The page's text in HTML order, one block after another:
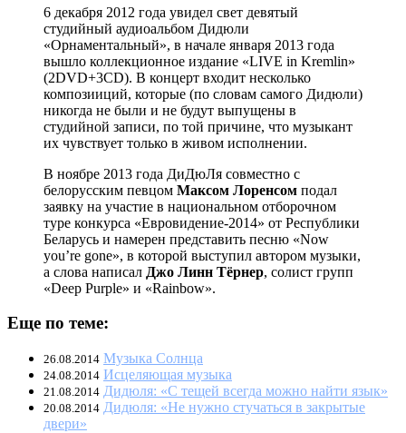
6 декабря 2012 года увидел свет девятый
студийный аудиоальбом Дидюли
«Орнаментальный», в начале января 2013 года
вышло коллекционное издание «LIVE in Kremlin»
(2DVD+3CD). В концерт входит несколько
композииций, которые (по словам самого Дидюли)
никогда не были и не будут выпущены в
студийной записи, по той причине, что музыкант
их чувствует только в живом исполнении.
В ноябре 2013 года ДиДюЛя совместно с
белорусским певцом Максом Лоренсом подал
заявку на участие в национальном отборочном
туре конкурса «Евровидение-2014» от Республики
Беларусь и намерен представить песню «Now
you’re gone», в которой выступил автором музыки,
а слова написал Джо Линн Тёрнер, солист групп
«Deep Purple» и «Rainbow».
Еще по теме:
26.08.2014 Музыка Солнца
24.08.2014 Исцеляющая музыка
21.08.2014 Дидюля: «С тещей всегда можно найти язык»
20.08.2014 Дидюля: «Не нужно стучаться в закрытые
двери»